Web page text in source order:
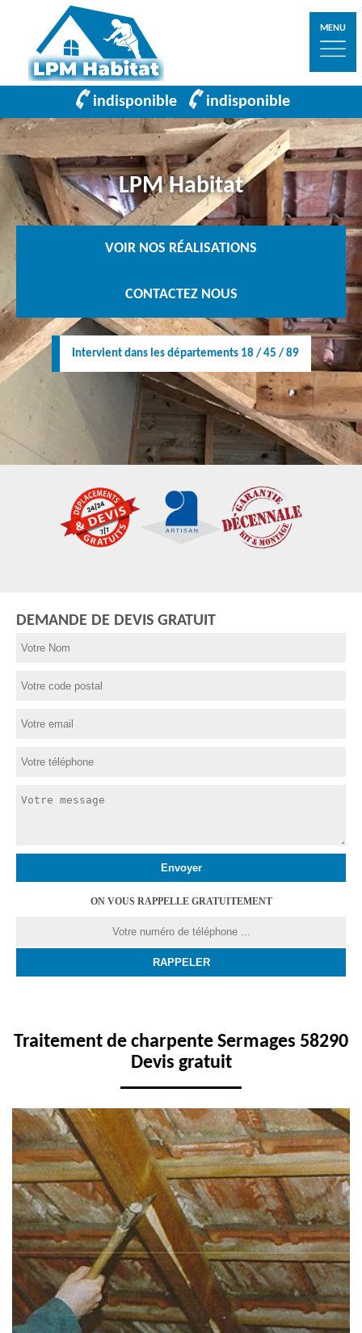
MENU
indisponible indisponible
LPM Habitat
VOIR NOS RÉALISATIONS
CONTACTEZ NOUS
Intervient dans les départements 18 / 45 / 89
DEMANDE DE DEVIS GRATUIT
ON VOUS RAPPELLE GRATUITEMENT
Traitement de charpente Sermages 58290
Devis gratuit